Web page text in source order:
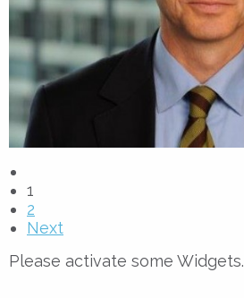
1
2
Next
Please activate some Widgets.